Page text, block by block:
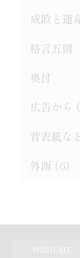
廓清の急
二宮尊徳
唯王道あ
競争の善
文明人の
相愛忠恕
天然の抵
孝は強ふ
現代教育
偉人と其
其罪果し
成敗と運
それ唯忠
失敗らし
人事を尽
湖畔の感
格言五則
奥付
広告から
東亜堂出
[広告]
[裏表紙]
背表紙な
[背]
[小口]
外函 (6)
[外函（
[外函（ウ
財団HOME